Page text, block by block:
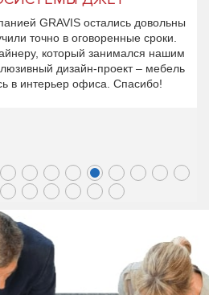
GRAVIS остались довольны
точно в оговоренные сроки.
который занимался нашим
дизайн-проект – мебель
в интерьер офиса. Спасибо!